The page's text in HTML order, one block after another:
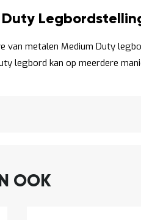
van metalen Medium Duty
legbord kan op meerdere
op één diepte of door
OOK